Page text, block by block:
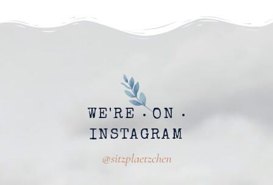
WE'RE
ON
INSTAGRAM
@sitzplaetzchen